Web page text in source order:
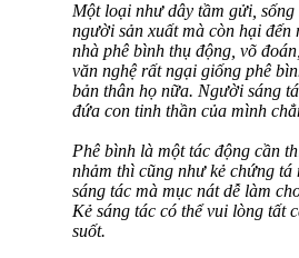
Một loại như dây tầm gửi,
người sản xuất mà còn hại
nhà phê bình thụ động, võ
văn nghệ rất ngại giống phê
bản thân họ nữa. Người sáng
đứa con tinh thần của mình
Phê bình là một tác động cần
nhảm thì cũng như kẻ chứng
sáng tác mà mục nát dễ làm
Kẻ sáng tác có thể vui lòng tất
suốt.